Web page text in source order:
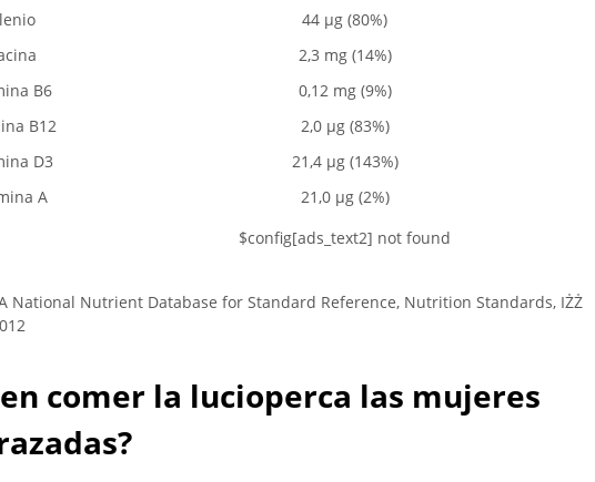
44 µg (80%)
2,3 mg (14%)
B6
0,12 mg (9%)
B12
2,0 µg (83%)
D3
21,4 µg (143%)
A
21,0 µg (2%)
$config[ads_text2] not found
National Nutrient Database for Standard Reference, Nutrition Standards, IŻŻ
comer la lucioperca las mujeres